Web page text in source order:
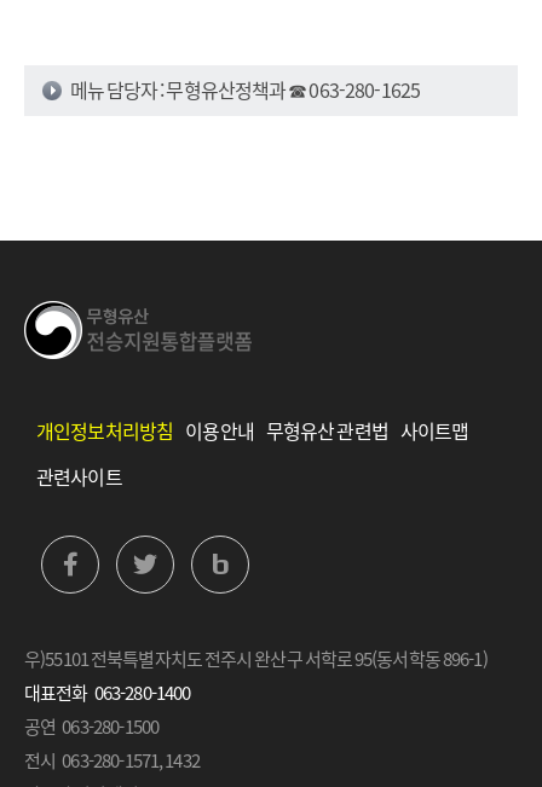
메뉴 담당자 : 무형유산정책과 ☎ 063-280-1625
개인정보처리방침 이용안내 무형유산 관련법 사이트맵
관련사이트
b
우)55101 전북특별자치도 전주시 완산구 서학로 95(동서학동 896-1)
대표전화 063-280-1400
공연 063-280-1500
전시 063-280-1571, 1432